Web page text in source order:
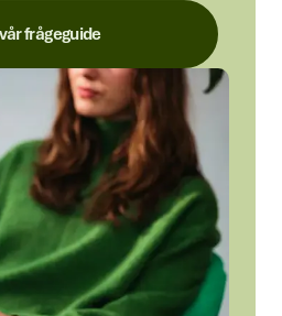
frågeguide